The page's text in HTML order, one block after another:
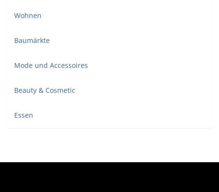
Wohnen
Baumärkte
Mode und Accessoires
Beauty & Cosmetic
Essen